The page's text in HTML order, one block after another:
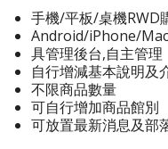
手機/平板/桌機RWD
Android/iPhone/
具管理後台,自主管理
自行增減基本說明及
不限商品數量
可自行增加商品館別
可放置最新消息及部